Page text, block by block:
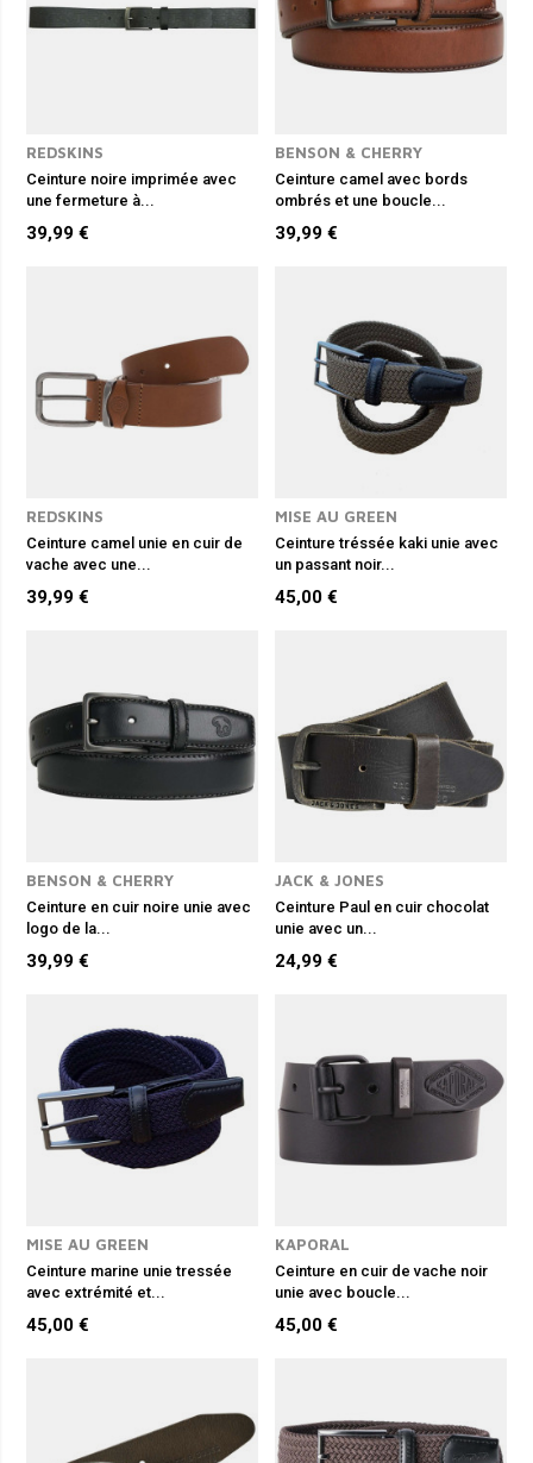
REDSKINS
Ceinture noire imprimée avec
une fermeture à...
39,99 €
BENSON & CHERRY
Ceinture camel avec bords
ombrés et une boucle...
39,99 €
REDSKINS
Ceinture camel unie en cuir de
vache avec une...
39,99 €
MISE AU GREEN
Ceinture tréssée kaki unie avec
un passant noir...
45,00 €
BENSON & CHERRY
Ceinture en cuir noire unie avec
logo de la...
39,99 €
JACK & JONES
Ceinture Paul en cuir chocolat
unie avec un...
24,99 €
MISE AU GREEN
Ceinture marine unie tressée
avec extrémité et...
45,00 €
KAPORAL
Ceinture en cuir de vache noir
unie avec boucle...
45,00 €